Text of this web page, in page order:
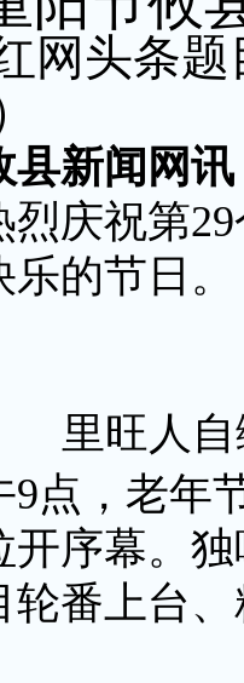
网头条
新闻网讯
烈庆祝第
乐的节
旺人自
，老年节
开序幕。
轮番上台